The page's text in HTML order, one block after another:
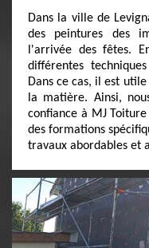
Dans la ville de
des peintures des
l'arrivée des fêtes.
différentes
Dans ce cas, il est
la matière. Ainsi,
confiance à MJ
des formations
travaux abordables et